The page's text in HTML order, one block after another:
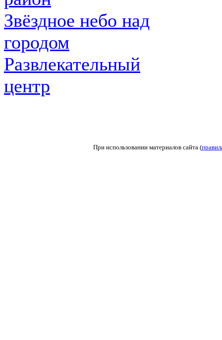
Звёздное небо над
городом
Развлекательный
центр
При использовании материалов сайта (